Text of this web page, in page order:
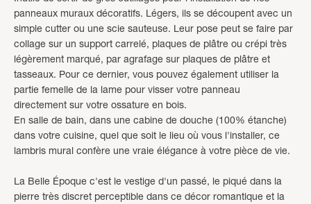
panneaux muraux décoratifs. Légers, ils se découpent avec un
simple cutter ou une scie sauteuse. Leur pose peut se faire par
collage sur un support carrelé, plaques de plâtre ou crépi très
légèrement marqué, par agrafage sur plaques de plâtre et
tasseaux. Pour ce dernier, vous pouvez également utiliser la
partie femelle de la lame pour visser votre panneau
directement sur votre ossature en bois.
En salle de bain, dans une cabine de douche (100% étanche)
dans votre cuisine, quel que soit le lieu où vous l'installer, ce
lambris mural confère une vraie élégance à votre pièce de vie.
La Belle Époque c'est le vestige d'un passé, le piqué dans la
pierre très discret perceptible dans ce décor romantique et la